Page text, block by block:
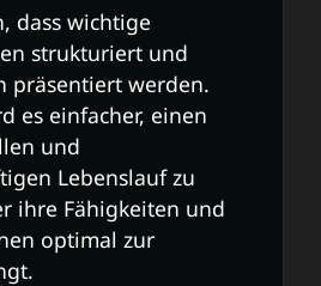
dass wichtige
strukturiert und
präsentiert werden.
es einfacher, einen
und
Lebenslauf zu
ihre Fähigkeiten und
optimal zur